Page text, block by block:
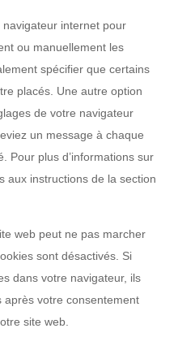
internet pour
ou manuellement les
spécifier que certains
placés. Une autre option
de votre navigateur
un message à chaque
Pour plus d’informations sur
aux instructions de la section
web peut ne pas marcher
sont désactivés. Si
dans votre navigateur, ils
votre consentement
site web.